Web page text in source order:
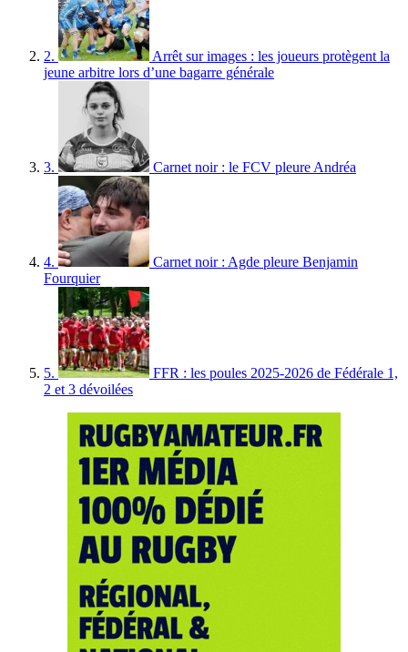
2.
Arrêt sur images : les joueurs protègent la
jeune arbitre lors d’une bagarre générale
3. Carnet noir : le FCV pleure Andréa
4.
Carnet noir : Agde pleure Benjamin
Fourquier
5.
FFR : les poules 2025-2026 de Fédérale 1,
2 et 3 dévoilées